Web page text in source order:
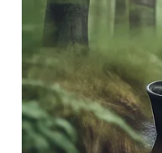
CIREBON
INDRAMAYU
WN
KUNINGAN